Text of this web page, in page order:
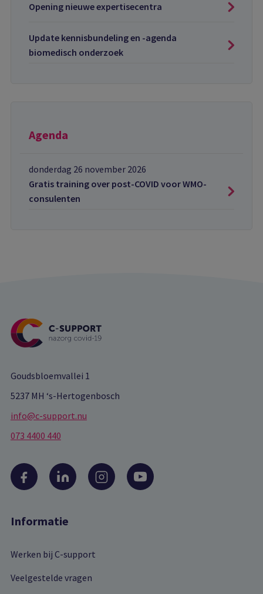
Opening nieuwe expertisecentra
Update kennisbundeling en -agenda
biomedisch onderzoek
Agenda
donderdag 26 november 2026
Gratis training over post-COVID voor WMO-
consulenten
Goudsbloemvallei 1
5237 MH ‘s-Hertogenbosch
info@c-support.nu
073 4400 440
Informatie
Werken bij C-support
Veelgestelde vragen